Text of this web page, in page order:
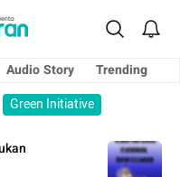
Audio Story
Trending
Green Initiative